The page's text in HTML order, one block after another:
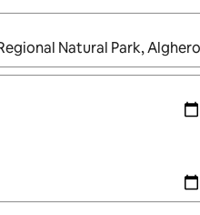
estiverem disponíveis,